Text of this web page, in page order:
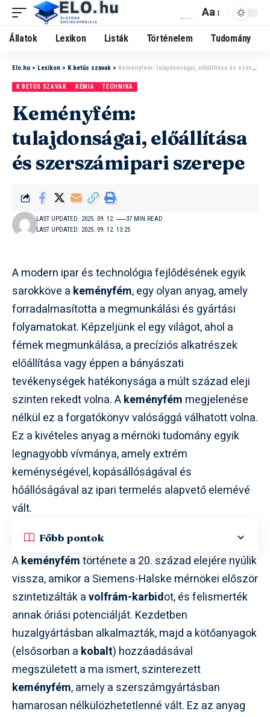
Aa
Állatok Lexikon Listák Történelem Tudomány
Elo.hu > Lexikon > K betűs szavak > Keményfém: tulajdonságai, előállítása és szerszámipari szerepe
K BETŰS SZAVAK KÉMIA TECHNIKA
Keményfém:
tulajdonságai, előállítása
és szerszámipari szerepe
LAST UPDATED: 2025. 09. 12. 13:25
LAST UPDATED: 2025. 09. 12. 37 MIN READ
A modern ipar és technológia fejlődésének egyik
sarokköve a keményfém, egy olyan anyag, amely
forradalmasította a megmunkálási és gyártási
folyamatokat. Képzeljünk el egy világot, ahol a
fémek megmunkálása, a precíziós alkatrészek
előállítása vagy éppen a bányászati
tevékenységek hatékonysága a múlt század eleji
szinten rekedt volna. Akeményfém megjelenése
nélkül ez a forgatókönyv valósággá válhatott volna.
Ez a kivételes anyag a mérnöki tudomány egyik
legnagyobb vívmánya, amely extrém
keménységével, kopásállóságával és
hőállóságával az ipari termelés alapvető elemévé
vált.
Főbb pontok
Akeményfémtörténete a 20. század elejére nyúlik
vissza, amikor a Siemens-Halske mérnökei először
szintetizálták avolfrám-karbidot, és felismerték
annak óriási potenciálját. Kezdetben
huzalgyártásban alkalmazták, majd a kötőanyagok
(elsősorban a kobalt) hozzáadásával
megszületett a ma ismert, szinterezett
keményfém, amely a szerszámgyártásban
hamarosan nélkülözhetetlenné vált. Ez az anyag